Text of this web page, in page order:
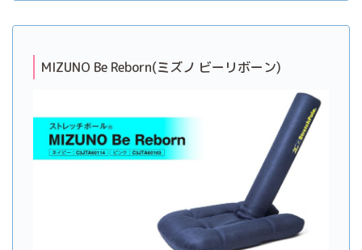
MIZUNO Be Reborn(ミズノ ビーリボーン)